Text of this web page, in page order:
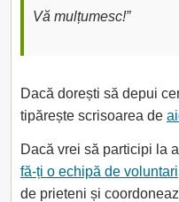
Vă mulțumesc!”
Dacă dorești să depui
tipărește scrisoarea de
Dacă vrei să participi la
fă-ți o echipă de voluntari
de prieteni și